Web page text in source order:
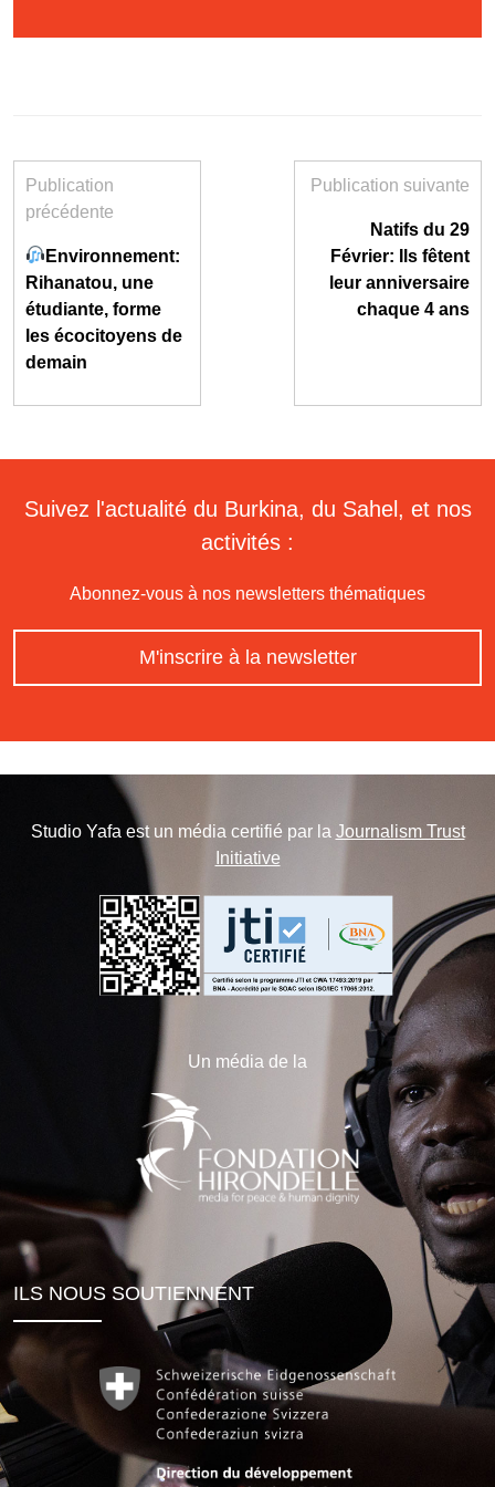
Publication
précédente
Environnement:
Rihanatou, une
étudiante, forme
les écocitoyens de
demain
Publication suivante
Natifs du 29
Février: Ils fêtent
leur anniversaire
chaque 4 ans
Suivez l'actualité du Burkina, du Sahel, et nos
activités :
Abonnez-vous à nos newsletters thématiques
M'inscrire à la newsletter
Studio Yafa est un média certifié par la Journalism Trust
Initiative
Un média de la
ILS NOUS SOUTIENNENT